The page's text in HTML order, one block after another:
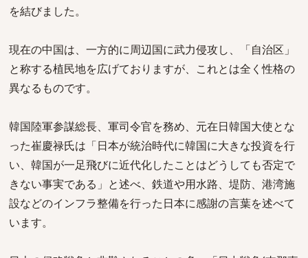
を結びました。
現在の中国は、一方的に周辺国に武力侵攻し、「自治区」
と称する植民地を広げておりますが、これとは全く性格の
異なるものです。
韓国陸軍参謀総長、軍司令官を務め、元在日韓国大使とな
った崔慶禄氏は「日本が統治時代に韓国に大きな投資を行
い、韓国が一足飛びに近代化したことはどうしても否定で
きない事実である」と述べ、鉄道や用水路、堤防、港湾施
設などのインフラ整備を行った日本に感謝の言葉を述べて
います。